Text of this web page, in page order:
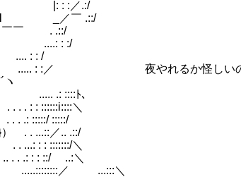
.:/
￣ .::/
. .::/
....: : :/
: : /
やれるか怪しいので今か
.: ::::ﾄ､
＼
:::::/
／.. .::/
＼
: ::/ ..:＼
...:::＼